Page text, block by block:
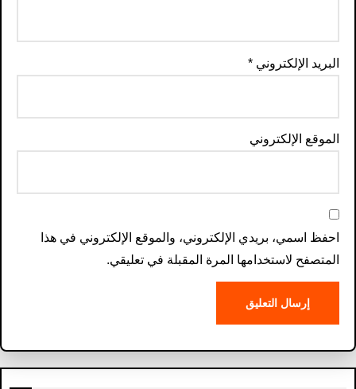
البريد الإلكتروني*
الموقع الإلكتروني
احفظ اسمي، بريدي الإلكتروني، والموقع الإلكتروني في هذا
المتصفح لاستخدامها المرة المقبلة في تعليقي.